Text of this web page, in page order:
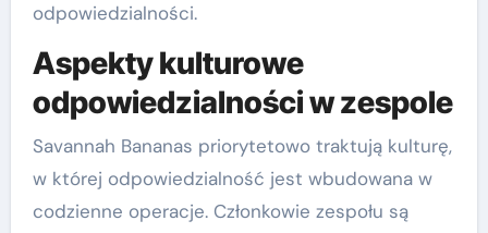
odpowiedzialności.
Aspekty kulturowe
odpowiedzialności w zespole
Savannah Bananas priorytetowo traktują kulturę,
w której odpowiedzialność jest wbudowana w
codzienne operacje. Członkowie zespołu są